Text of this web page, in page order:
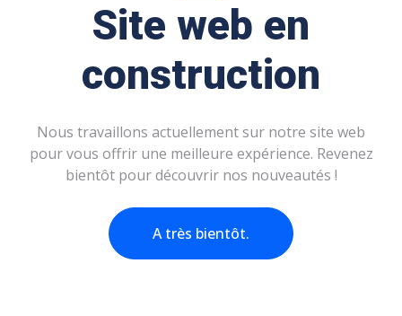
Site web en
construction
Nous travaillons actuellement sur notre site web
pour vous offrir une meilleure expérience. Revenez
bientôt pour découvrir nos nouveautés !
A très bientôt.